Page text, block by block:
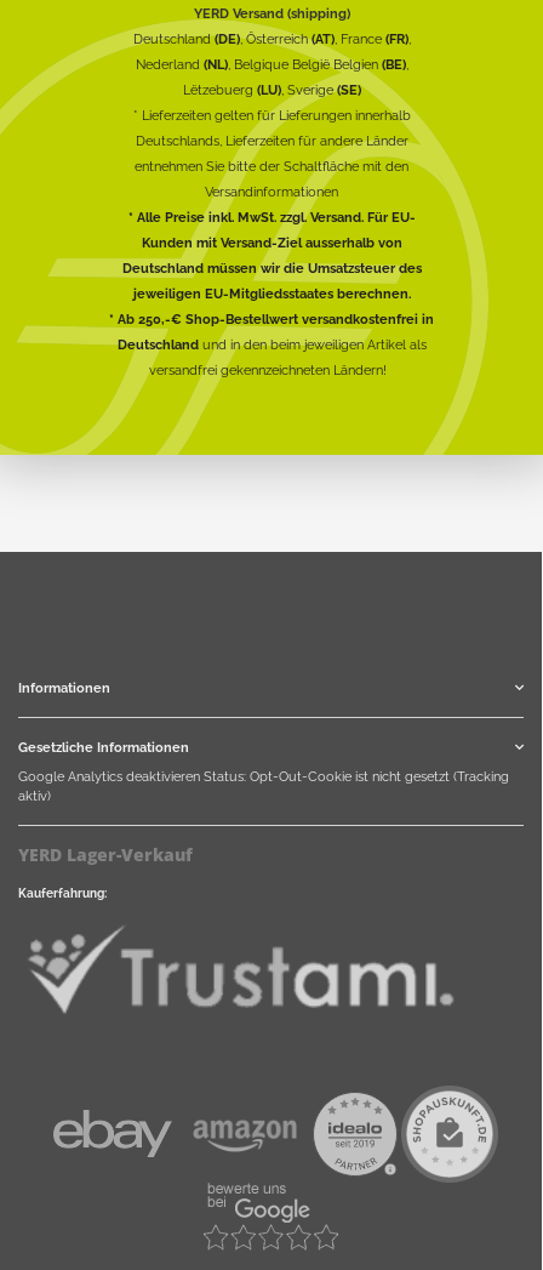
YERD Versand (shipping)
Deutschland(DE), Österreich(AT), France (FR),
Nederland (NL), Belgique België Belgien (BE),
Lëtzebuerg (LU), Sverige(SE)
* Lieferzeiten gelten für Lieferungen innerhalb
Deutschlands, Lieferzeiten für andere Länder
entnehmen Sie bitte der Schaltfläche mit den
Versandinformationen
* Alle Preise inkl. MwSt. zzgl. Versand. Für EU-
Kunden mit Versand-Ziel ausserhalb von
Deutschland müssen wir die Umsatzsteuer des
jeweiligen EU-Mitgliedsstaates berechnen.
* Ab 250,-€ Shop-Bestellwert versandkostenfrei in
Deutschlandund in den beim jeweiligen Artikel als
versandfrei gekennzeichneten Ländern!
Informationen
Gesetzliche Informationen
Google Analytics deaktivieren Status: Opt-Out-Cookie ist nicht gesetzt (Tracking
aktiv)
YERD Lager-Verkauf
Kauferfahrung: